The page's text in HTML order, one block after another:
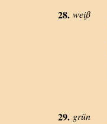
28. weiß
29. grün